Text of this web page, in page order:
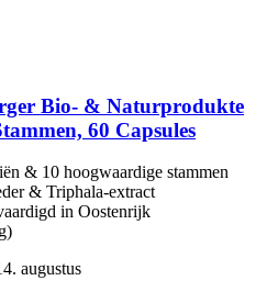
Bio- & Naturprodukte
60 Capsules
& 10 hoogwaardige stammen
& Triphala-extract
in Oostenrijk
augustus